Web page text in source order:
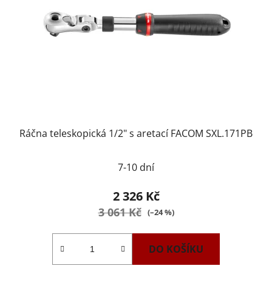
Ráčna teleskopická 1/2" s aretací FACOM SXL.171PB
7-10 dní
2 326 Kč
3 061 Kč (–24 %)
DO KOŠÍKU